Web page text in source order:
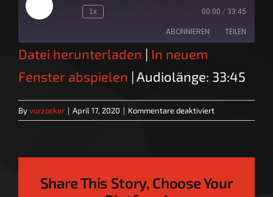
Play
Episode
1x 00:00 / 33:45
ABONNIEREN TEILEN
RSS FEED
TEILEN
EMBED
Datei herunterladen | In neuem
Fenster abspielen | Audiolänge: 33:45
Byvorzocker | April 17, 2020 | Kommentare deaktiviertfür
Boss
wichtig?
Share This Story, Choose Your